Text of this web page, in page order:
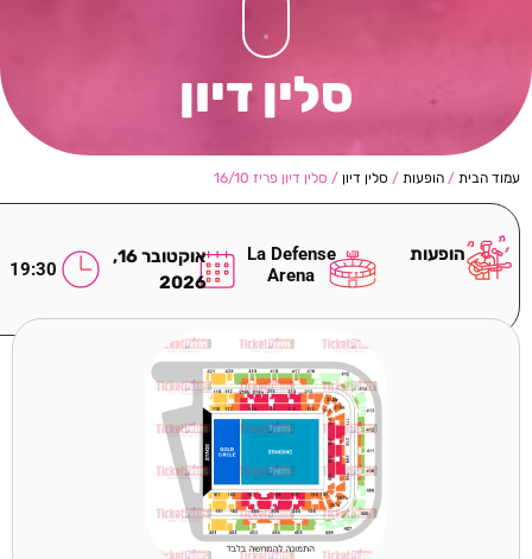
סלין דיון
עמוד הבית / הופעות / סלין דיון / סלין דיון פריז 16/10
הופעות
La Defense
Arena
אוקטובר 16,
2026
19:30